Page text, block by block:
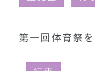
第一回体育祭